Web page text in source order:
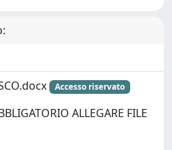
Accesso riservato
ALLEGARE FILE